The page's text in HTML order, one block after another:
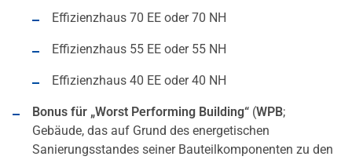
Effizienzhaus 70 EE oder 70 NH
Effizienzhaus 55 EE oder 55 NH
Effizienzhaus 40 EE oder 40 NH
Bonus für „Worst Performing Building“ (WPB;
Gebäude, das auf Grund des energetischen
Sanierungsstandes seiner Bauteilkomponenten zu den